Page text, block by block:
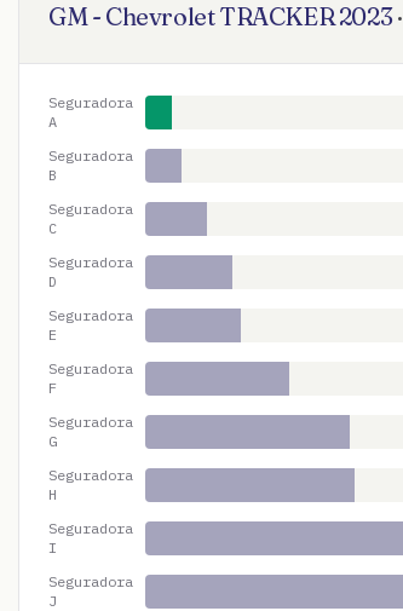
GM - ChevroletTRACKER2023·
Seguradora
A
Seguradora
B
Seguradora
C
Seguradora
D
Seguradora
E
Seguradora
F
Seguradora
G
Seguradora
H
Seguradora
I
Seguradora
J